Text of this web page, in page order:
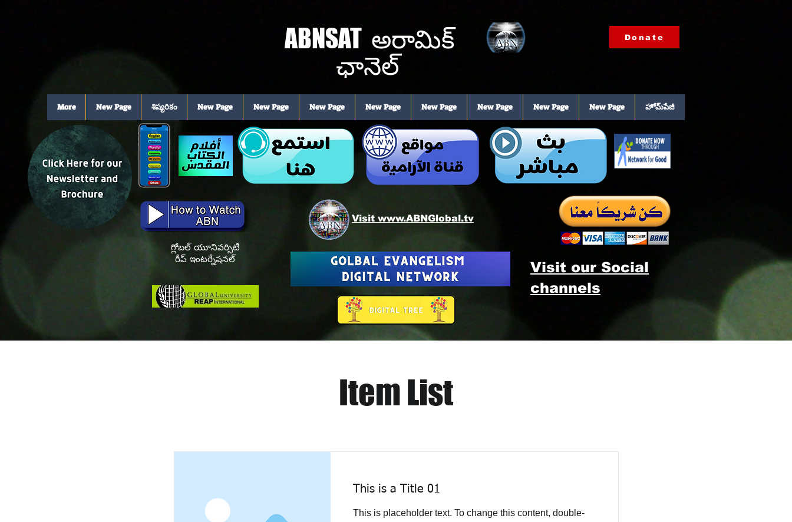
ABNSAT అరామిక్
ఛానెల్
Donate
హోమ్‌పేజీ
New Page
New Page
New Page
New Page
New Page
New Page
New Page
New Page
శిష్యరికం
New Page
More
గ్లోబల్ యూనివర్సిటీ
రీప్ ఇంటర్నేషనల్
Visit www.ABNGlobal.tv
Visit our Social
channels
Item List
This is a Title 01
This is placeholder text. To change this content, double-